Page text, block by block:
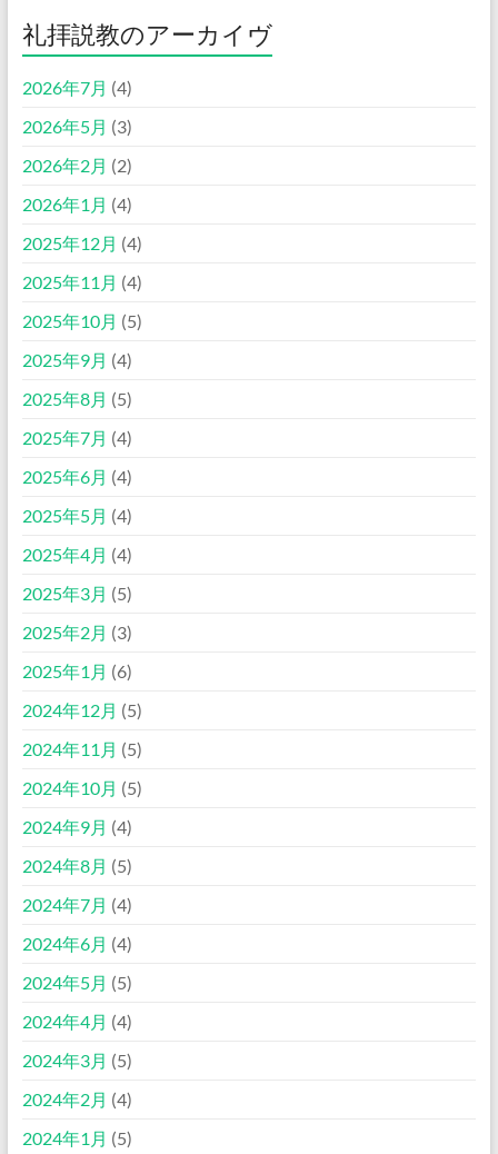
礼拝説教のアーカイヴ
2026年7月 (4)
2026年5月 (3)
2026年2月 (2)
2026年1月 (4)
2025年12月 (4)
2025年11月 (4)
2025年10月 (5)
2025年9月 (4)
2025年8月 (5)
2025年7月 (4)
2025年6月 (4)
2025年5月 (4)
2025年4月 (4)
2025年3月 (5)
2025年2月 (3)
2025年1月 (6)
2024年12月 (5)
2024年11月 (5)
2024年10月 (5)
2024年9月 (4)
2024年8月 (5)
2024年7月 (4)
2024年6月 (4)
2024年5月 (5)
2024年4月 (4)
2024年3月 (5)
2024年2月 (4)
2024年1月 (5)